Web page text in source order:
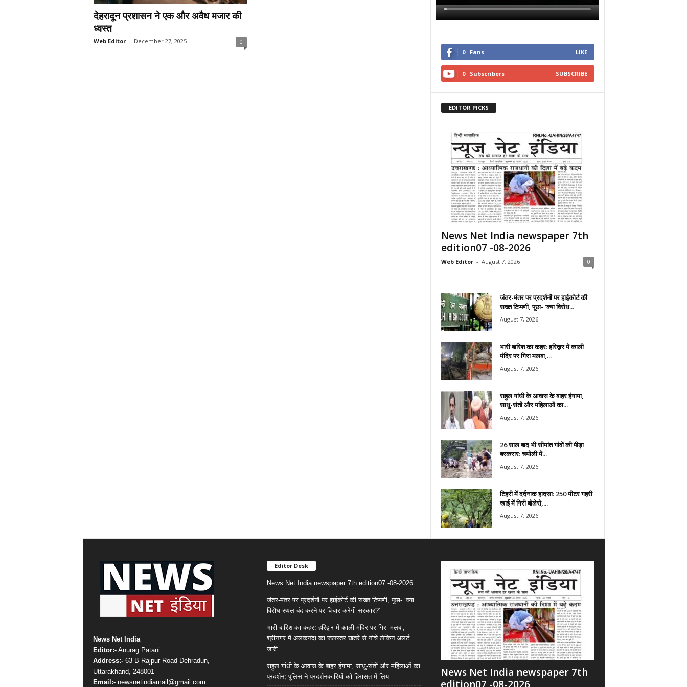
देहरादून प्रशासन ने एक और अवैध मजार की
ध्वस्त
Web Editor - December 27, 2025 0
0 Fans LIKE
0 Subscribers SUBSCRIBE
EDITOR PICKS
News Net India newspaper 7th
edition07 -08-2026
Web Editor - August 7, 2026 0
जंतर-मंतर पर प्रदर्शनों पर हाईकोर्ट की
सख्त टिप्पणी, पूछा- ‘क्या विरोध...
August 7, 2026
भारी बारिश का कहर: हरिद्वार में काली
मंदिर पर गिरा मलबा,...
August 7, 2026
राहुल गांधी के आवास के बाहर हंगामा,
साधु-संतों और महिलाओं का...
August 7, 2026
26 साल बाद भी सीमांत गांवों की पीड़ा
बरकरार: चमोली में...
August 7, 2026
टिहरी में दर्दनाक हादसा: 250 मीटर गहरी
खाई में गिरी बोलेरो,...
August 7, 2026
News Net India
Editor:-Anurag Patani
Address:-63 B Rajpur Road Dehradun,
Uttarakhand, 248001
Email:-newsnetindiamail@gmail.com
Editor Desk
News Net India newspaper 7th edition07 -08-2026
जंतर-मंतर पर प्रदर्शनों पर हाईकोर्ट की सख्त टिप्पणी, पूछा- ‘क्या
विरोध स्थल बंद करने पर विचार करेगी सरकार?’
भारी बारिश का कहर: हरिद्वार में काली मंदिर पर गिरा मलबा,
श्रीनगर में अलकनंदा का जलस्तर खतरे से नीचे लेकिन अलर्ट
जारी
राहुल गांधी के आवास के बाहर हंगामा, साधु-संतों और महिलाओं का
प्रदर्शन; पुलिस ने प्रदर्शनकारियों को हिरासत में लिया
News Net India newspaper 7th